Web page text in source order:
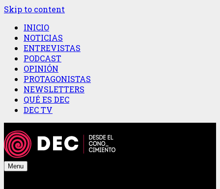
Skip to content
INICIO
NOTICIAS
ENTREVISTAS
PODCAST
OPINIÓN
PROTAGONISTAS
NEWSLETTERS
QUÉ ES DEC
DEC TV
Menu